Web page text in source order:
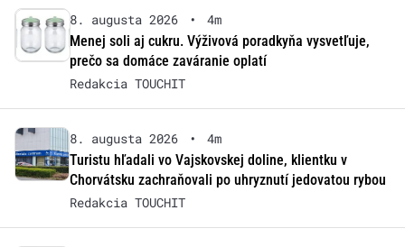
8. augusta 2026 •
4m
Menej soli aj cukru. Výživová poradkyňa vysvetľuje,
prečo sa domáce zaváranie oplatí
Redakcia TOUCHIT
8. augusta 2026 •
4m
Turistu hľadali vo Vajskovskej doline, klientku v
Chorvátsku zachraňovali po uhryznutí jedovatou rybou
Redakcia TOUCHIT